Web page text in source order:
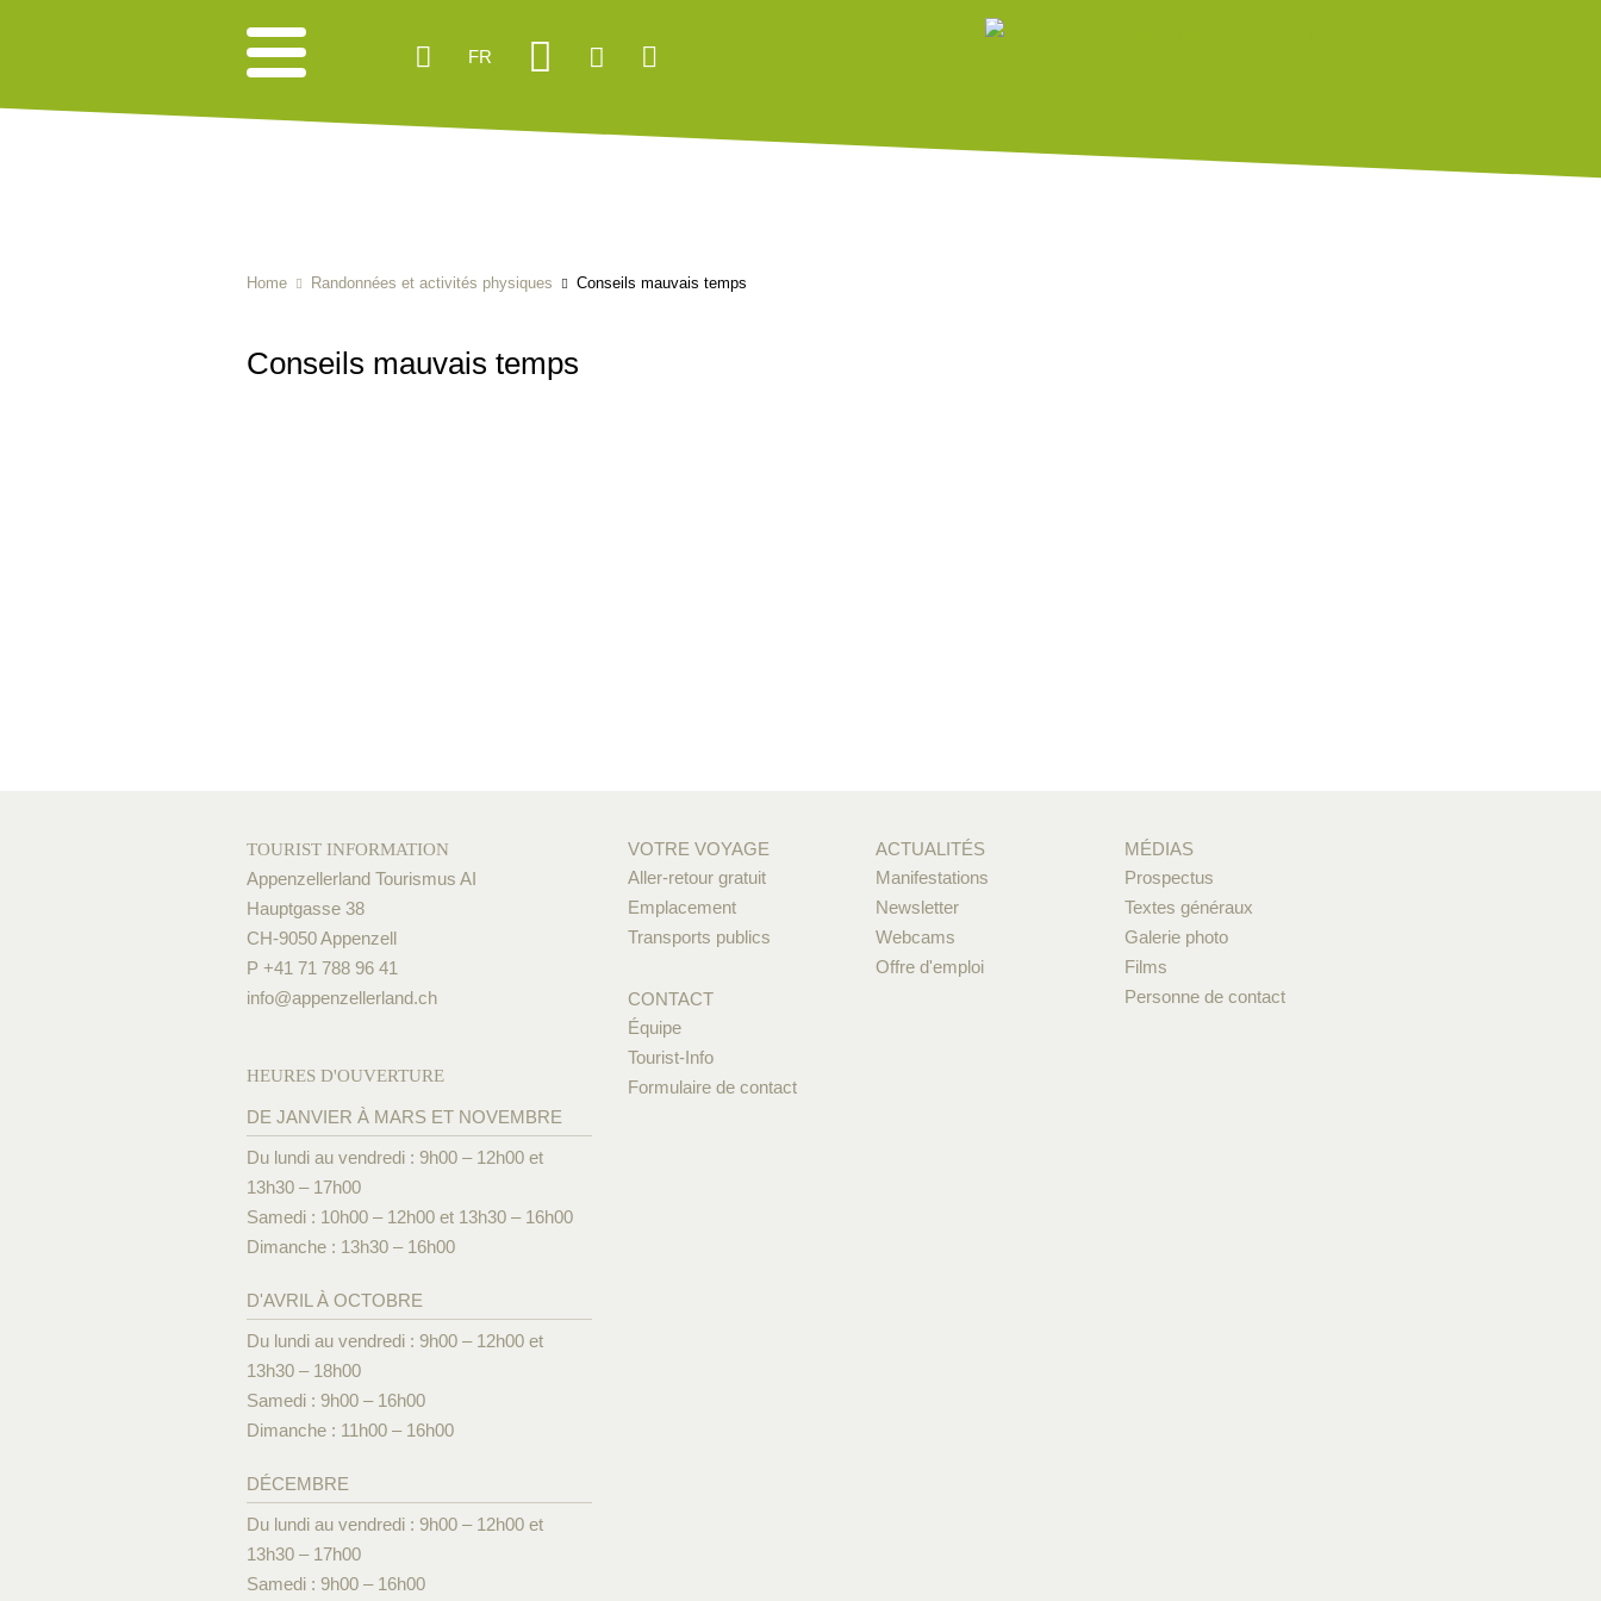
FR
Home Randonnées et activités physiques Conseils mauvais temps
Conseils mauvais temps
TOURIST INFORMATION
Appenzellerland Tourismus AI
Hauptgasse 38
CH-9050 Appenzell
P +41 71 788 96 41
info@appenzellerland.ch
HEURES D'OUVERTURE
DE JANVIER À MARS ET NOVEMBRE
Du lundi au vendredi : 9h00 – 12h00 et
13h30 – 17h00
Samedi : 10h00 – 12h00 et 13h30 – 16h00
Dimanche : 13h30 – 16h00
D'AVRIL À OCTOBRE
Du lundi au vendredi : 9h00 – 12h00 et
13h30 – 18h00
Samedi : 9h00 – 16h00
Dimanche : 11h00 – 16h00
DÉCEMBRE
Du lundi au vendredi : 9h00 – 12h00 et
13h30 – 17h00
Samedi : 9h00 – 16h00
VOTRE VOYAGE
Aller-retour gratuit
Emplacement
Transports publics
CONTACT
Équipe
Tourist-Info
Formulaire de contact
ACTUALITÉS
Manifestations
Newsletter
Webcams
Offre d'emploi
MÉDIAS
Prospectus
Textes généraux
Galerie photo
Films
Personne de contact